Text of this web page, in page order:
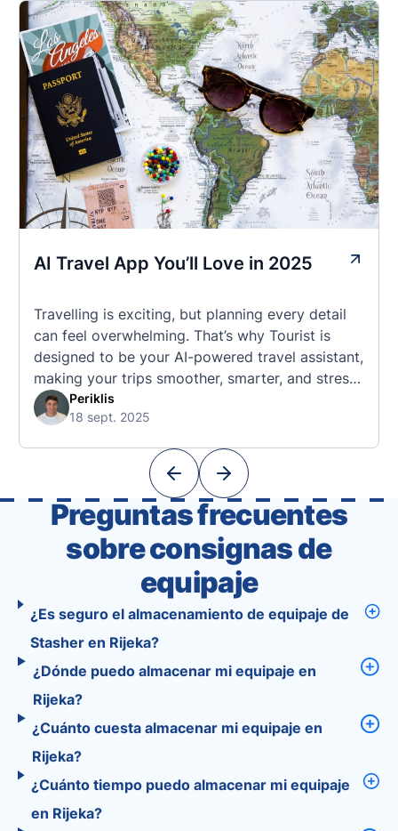
AI Travel App You’ll Love in 2025
Travelling is exciting, but planning every detail
can feel overwhelming. That’s why Tourist is
designed to be your AI-powered travel assistant,
making your trips smoother, smarter, and stress-
free. 🧭 What Makes the Tourist App Unique?
Unlike standard travel apps, Tourist combines
With Tourist, your trip planning becomes as
Periklis
18 sept. 2025
Preguntas frecuentes
sobre consignas de
equipaje
¿Es seguro el almacenamiento de equipaje de
Stasher en Rijeka?
¿Dónde puedo almacenar mi equipaje en
Rijeka?
¿Cuánto cuesta almacenar mi equipaje en
Rijeka?
¿Cuánto tiempo puedo almacenar mi equipaje
en Rijeka?